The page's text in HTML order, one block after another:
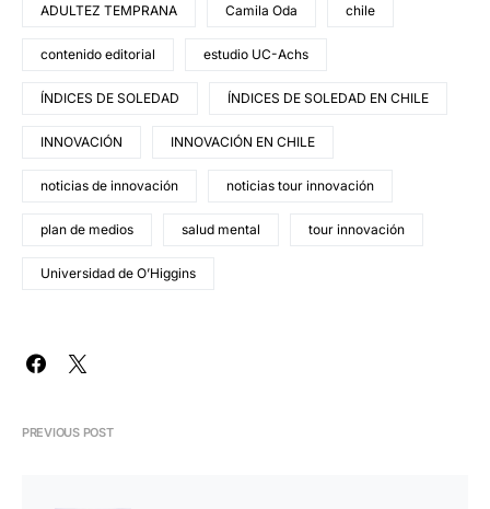
ADULTEZ TEMPRANA Camila Oda chile
contenido editorial estudio UC-Achs
ÍNDICES DE SOLEDAD ÍNDICES DE SOLEDAD EN CHILE
INNOVACIÓN INNOVACIÓN EN CHILE
noticias de innovación noticias tour innovación
plan de medios salud mental tour innovación
Universidad de O’Higgins
PREVIOUS POST